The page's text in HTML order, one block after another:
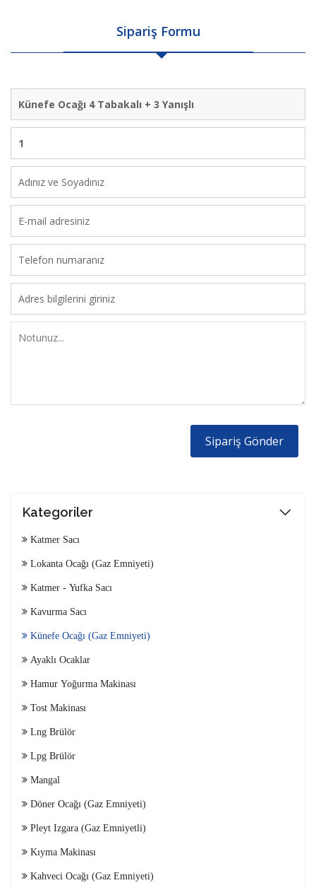
Sipariş Formu
Sipariş Gönder
Kategoriler
Katmer Sacı
Lokanta Ocağı (Gaz Emniyeti)
Katmer - Yufka Sacı
Kavurma Sacı
Künefe Ocağı (Gaz Emniyeti)
Ayaklı Ocaklar
Hamur Yoğurma Makinası
Tost Makinası
Lng Brülör
Lpg Brülör
Mangal
Döner Ocağı (Gaz Emniyeti)
Pleyt Izgara (Gaz Emniyetli)
Kıyma Makinası
Kahveci Ocağı (Gaz Emniyeti)